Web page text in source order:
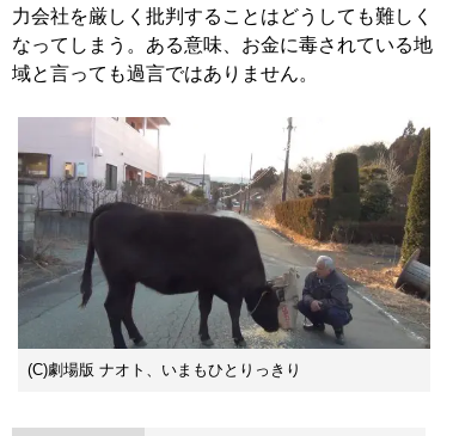
力会社を厳しく批判することはどうしても難しく
なってしまう。ある意味、お金に毒されている地
域と言っても過言ではありません。
(C)劇場版 ナオト、いまもひとりっきり